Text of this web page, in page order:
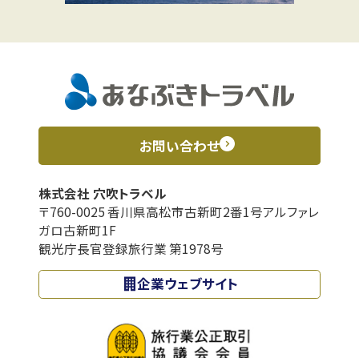
お問い合わせ
株式会社 穴吹トラベル
〒760-0025 香川県高松市古新町2番1号アルファレ
ガロ古新町1F
観光庁長官登録旅行業 第1978号
企業ウェブサイト